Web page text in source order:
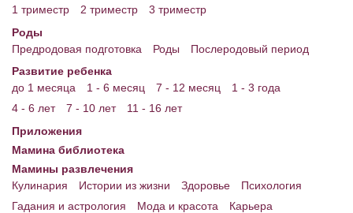
Сервис. Оценка роста и веса ребенка
Приложения для Android
Полезные ссылки
Опросы
НОВОСТИ ЛОПОТУНА
О проекте
1 триместр
2 триместр
3 триместр
Роды
Предродовая подготовка
Роды
Послеродовый период
Развитие ребенка
до 1 месяца
1 - 6 месяц 7 - 12 месяц
1 - 3 года
4 - 6 лет
7 - 10 лет
11 - 16 лет
Приложения
Мамина библиотека
Мамины развлечения
Кулинария
Истории из жизни Здоровье
Психология
Гадания и астрология
Мода и красота
Карьера